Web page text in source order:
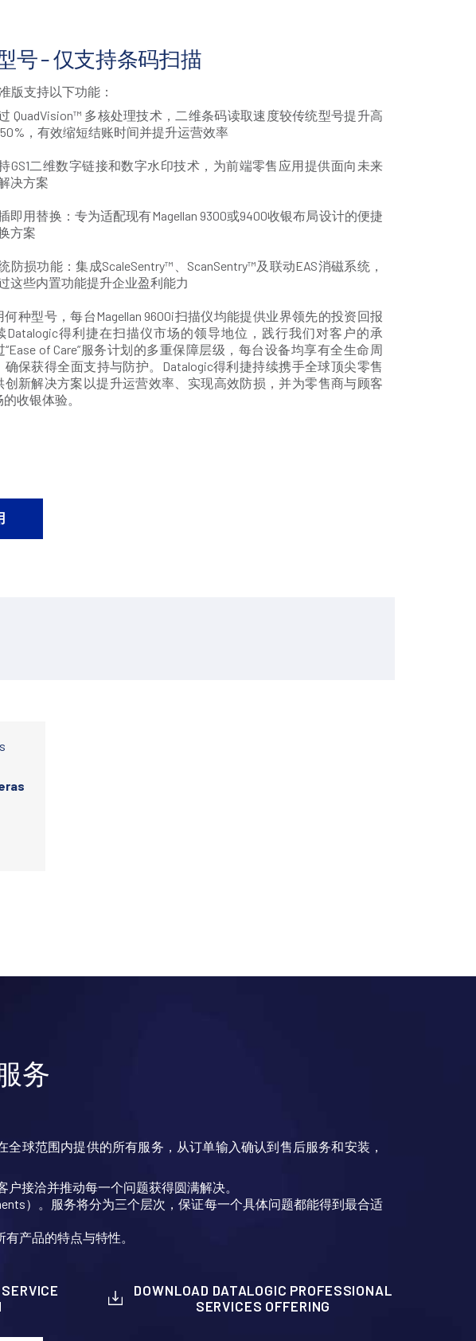
号 – 仅支持条码扫描
版支持以下功能：
QuadVision™ 多核处理技术，二维条码读取速度较传统型号提升高
，有效缩短结账时间并提升运营效率
GS1二维数字链接和数字水印技术，为前端零售应用提供面向未来
决方案
即用替换：专为适配现有Magellan 9300或9400收银布局设计的便捷
方案
防损功能：集成ScaleSentry™、ScanSentry™及联动EAS消磁系统，
这些内置功能提升企业盈利能力
何种型号，每台Magellan 9600i扫描仪均能提供业界领先的投资回报
Datalogic得利捷在扫描仪市场的领导地位，践行我们对客户的承
“Ease of Care”服务计划的多重保障层级，每台设备均享有全生命周
确保获得全面支持与防护。Datalogic得利捷持续携手全球顶尖零售
创新解决方案以提升运营效率、实现高效防损，并为零售商与顾客
收银体验。
服务
球范围内提供的所有服务，从订单输入确认到售后服务和安装，
接洽并推动每一个问题获得圆满解决。
）。服务将分为三个层次，保证每一个具体问题都能得到最合适
产品的特点与特性。
DOWNLOAD DATALOGIC PROFESSIONAL
SERVICES OFFERING